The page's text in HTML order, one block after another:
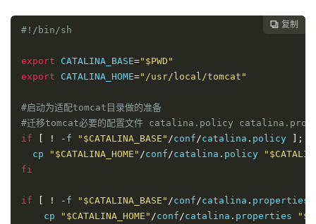
<Host name="localhost" appBase="webapps"
<Context
</Engine>
</Service>
 复制
#!/bin/sh
export CATALINA_BASE="$PWD"
export CATALINA_HOME="/usr/local/tomcat"
#启动为适配tomcat目录做的准备
#迁移tomcat必要的配置文件 catalina.policy
if
! - f "$CATALINA_BASE" /conf/catalina . policy ];
  cp
"$CATALINA_HOME" /conf/catalina . policy
fi
if ! - f "$CATALINA_BASE" /conf/catalina . properties
    cp
"$CATALINA_HOME" /conf/catalina . properties